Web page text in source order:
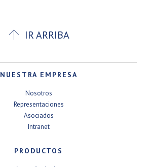
 IR ARRIBA
NUESTRA EMPRESA
Nosotros
Representaciones
Asociados
Intranet
PRODUCTOS